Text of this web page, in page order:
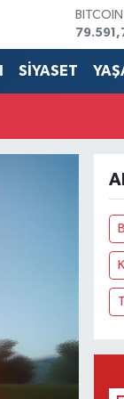
BITCOIN
DOLAR
G.ALTIN
SİYASET